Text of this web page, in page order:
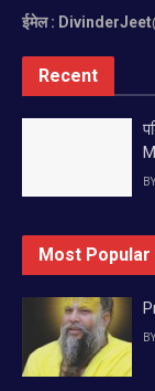
ईमेल :
Recent
BY
Most Popular
BY